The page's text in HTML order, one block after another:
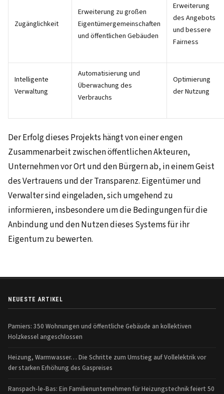
Zugänglichkeit
Erweiterung zu großen
Eigentümergemeinschaften
und öffentlichen Gebäuden
Erweiterung
des Angebots
und bessere
Fairness
Intelligente
Verwaltung
Automatisierung und
Überwachung des
Verbrauchs
Optimierung
der Nutzung
Der Erfolg dieses Projekts hängt von einer engen
Zusammenarbeit zwischen öffentlichen Akteuren,
Unternehmen vor Ort und den Bürgern ab, in einem Geist
des Vertrauens und der Transparenz. Eigentümer und
Verwalter sind eingeladen, sich umgehend zu
informieren, insbesondere um die Bedingungen für die
Anbindung und den Nutzen dieses Systems für ihr
Eigentum zu bewerten.
NEUESTE ARTIKEL
Pamiers: 350 Wohnungen und öffentliche Gebäude an kollektiven
Holzkessel angeschlossen
Heizung, Warmwasser… Die Schritte zum Umstieg auf Vollelektrik vor
der starken Erhöhung des Gaspreises
Ranspach-le-Bas: Ein Familienunternehmen für Heizungstechnik feiert 50